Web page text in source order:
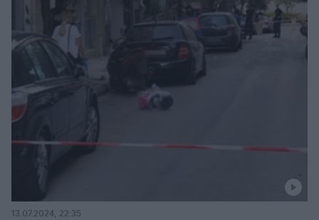
13.07.2024, 22:35